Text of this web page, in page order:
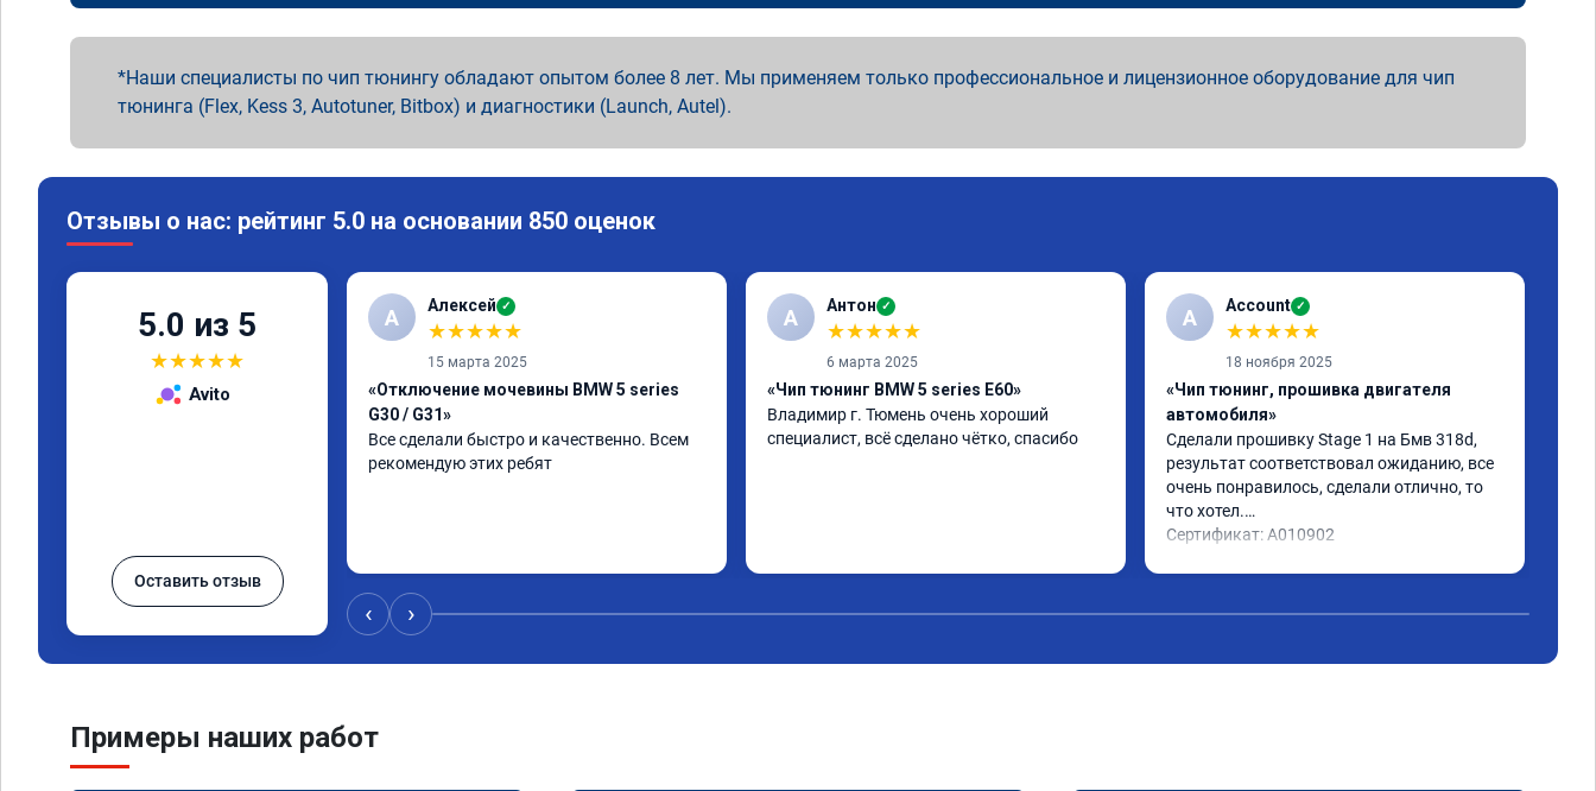
Наши специалисты по чип тюнингу обладают опытом более 8 лет. Мы применяем только профессиональное и лицензионное оборудование для чип
тюнинга (Flex, Kess 3, Autotuner, Bitbox) и диагностики (Launch, Autel).
Отзывы о нас: рейтинг 5.0 на основании 850 оценок
5.0 из 5
★★★★★
Avito
Оставить отзыв
А Алексей ✓
★★★★★
15 марта 2025
«Отключение мочевины BMW 5 series
G30 / G31»
Все сделали быстро и качественно. Всем
рекомендую этих ребят
А Антон ✓
★★★★★
6 марта 2025
«Чип тюнинг BMW 5 series E60»
Владимир г. Тюмень очень хороший
специалист, всё сделано чётко, спасибо
A Account ✓
★★★★★
18 ноября 2025
«Чип тюнинг, прошивка двигателя
автомобиля»
Сделали прошивку Stage 1 на Бмв 318d,
результат соответствовал ожиданию, все
очень понравилось, сделали отлично, то
что хотел.
Сертификат: A010902
‹ ›
Примеры наших работ